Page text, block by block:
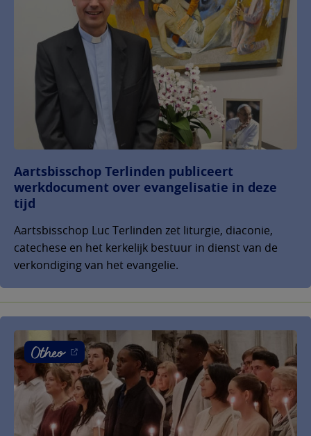
Aartsbisschop Terlinden publiceert
werkdocument over evangelisatie in deze
tijd
Aartsbisschop Luc Terlinden zet liturgie, diaconie,
catechese en het kerkelijk bestuur in dienst van de
verkondiging van het evangelie.